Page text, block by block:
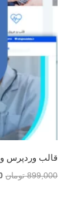
قالب وردپرس و
899,000 تومان